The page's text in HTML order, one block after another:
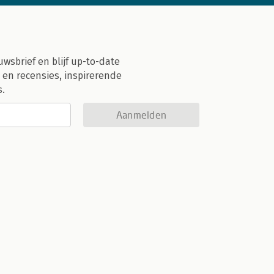
en blijf up-to-date
recensies, inspirerende
Aanmelden